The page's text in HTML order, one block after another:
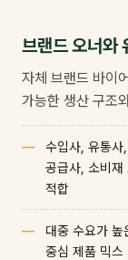
브랜드 오너와
자체 브랜드 바이
가능한 생산 구조
수입사, 유통사
공급사, 소비재
적합
대중 수요가 높
중심 제품 믹스